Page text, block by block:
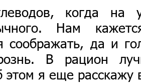
когда на
Нам
соображать, да и
В рацион
этом я еще